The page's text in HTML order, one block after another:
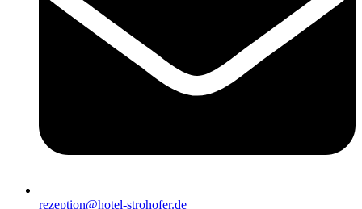
rezeption@hotel-strohofer.de